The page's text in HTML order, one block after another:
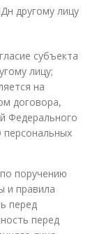
другому лицу
субъекта
лицу;
на
договора,
Федерального
поручению
и правила
перед
перед